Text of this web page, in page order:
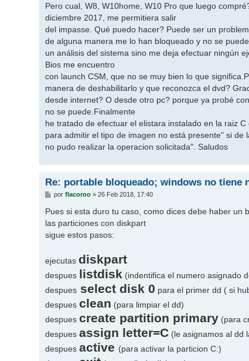
Pero cual, W8, W10home, W10 Pro que luego
diciembre 2017, me permitiera salir
del impasse. Qué puedo hacer? Puede ser un
de alguna manera me lo han bloqueado y no se
un análisis del sistema sino me deja efectuar ningún
Bios me encuentro
con launch CSM, que no se muy bien lo que
manera de deshabilitarlo y que reconozca el dvd?
desde internet? O desde otro pc? porque ya probé
no se puede.Finalmente
he tratado de efectuar el elistara instalado en la raiz
para admitir el tipo de imagen no está presente" si
no pudo realizar la operacion solicitada". Saludos
Re: portable bloqueado; windows no tiene
M
n
a
e
porflacoroo »26 Feb 2018, 17:40
Pues si esta duro tu caso, como dices debe haber
las particiones con diskpart
sigue estos pasos:
ejecutasdiskpart
despues listdisk (indentifica el numero asignado
despues select disk 0 para el primer dd ( si
despuesclean (para limpiar el dd)
despuescreate partition primary (para
despuesassign letter=C (le asignamos al dd
despuesactive (para activar la particion C:)